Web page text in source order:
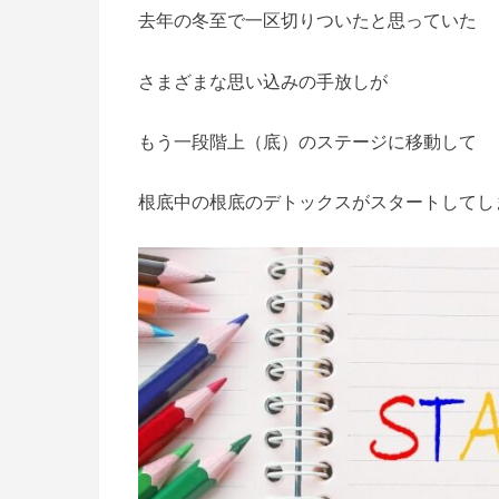
去年の冬至で一区切りついたと思っていた
さまざまな思い込みの手放しが
もう一段階上（底）のステージに移動して
根底中の根底のデトックスがスタートして